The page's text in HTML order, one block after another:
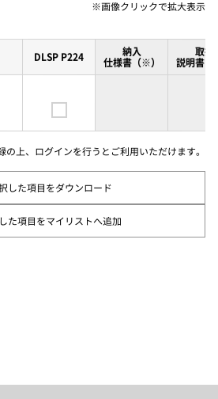
※画像クリックで拡大表示
DLSP P224
納入
仕様書（※）
取扱
説明書
の上、ログインを行うとご利用いただけます。
した項目をダウンロード
た項目をマイリストへ追加